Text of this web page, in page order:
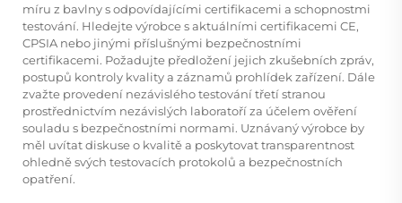
míru z bavlny s odpovídajícími certifikacemi a schopnostmi
testování. Hledejte výrobce s aktuálními certifikacemi CE,
CPSIA nebo jinými příslušnými bezpečnostními
certifikacemi. Požadujte předložení jejich zkušebních zpráv,
postupů kontroly kvality a záznamů prohlídek zařízení. Dále
zvažte provedení nezávislého testování třetí stranou
prostřednictvím nezávislých laboratoří za účelem ověření
souladu s bezpečnostními normami. Uznávaný výrobce by
měl uvítat diskuse o kvalitě a poskytovat transparentnost
ohledně svých testovacích protokolů a bezpečnostních
opatření.